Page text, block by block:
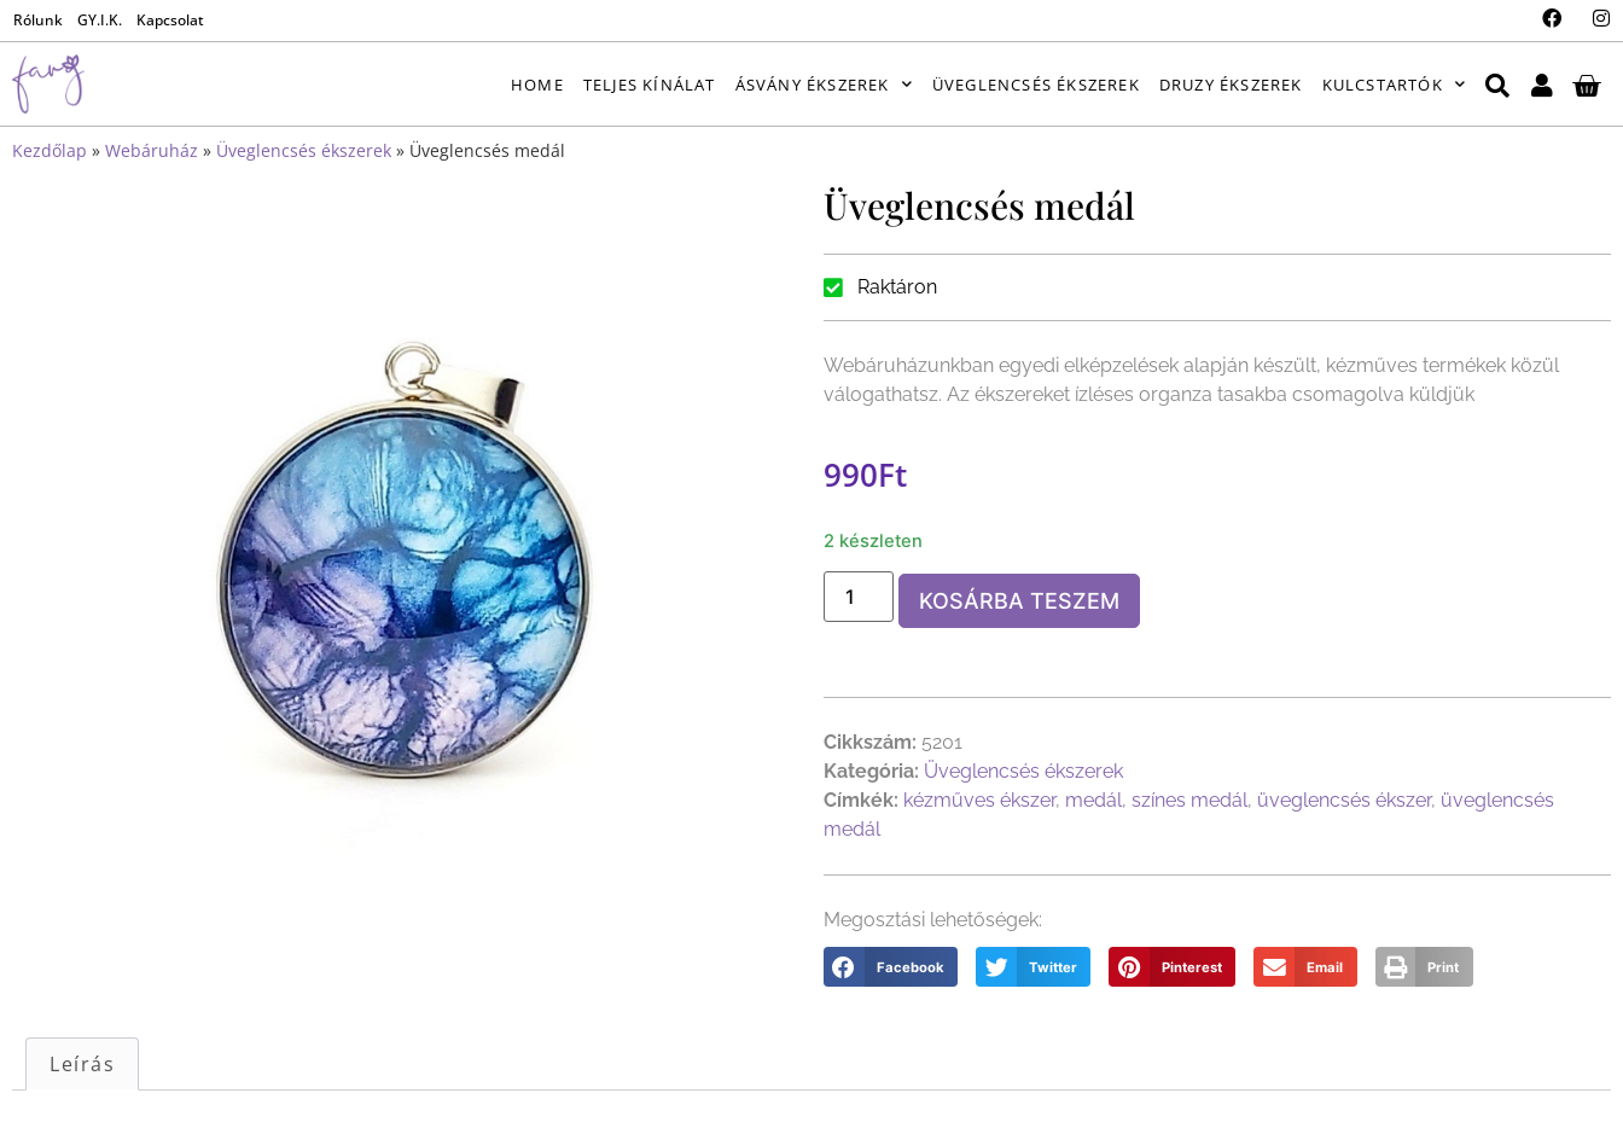
Rólunk GY.I.K. Kapcsolat
HOME TELJES KÍNÁLAT ÁSVÁNY ÉKSZEREK ÜVEGLENCSÉS ÉKSZEREK DRUZY ÉKSZEREK KULCSTARTÓK
Kezdőlap » Webáruház » Üveglencsés ékszerek » Üveglencsés medál
Üveglencsés medál
Raktáron
Webáruházunkban egyedi elképzelések alapján készült, kézműves termékek közül
válogathatsz. Az ékszereket ízléses organza tasakba csomagolva küldjük
990Ft
2 készleten
KOSÁRBA TESZEM
Cikkszám: 5201
Kategória: Üveglencsés ékszerek
Címkék: kézműves ékszer, medál, színes medál, üveglencsés ékszer, üveglencsés
medál
Megosztási lehetőségek:
Facebook Twitter Pinterest Email Print
Leírás